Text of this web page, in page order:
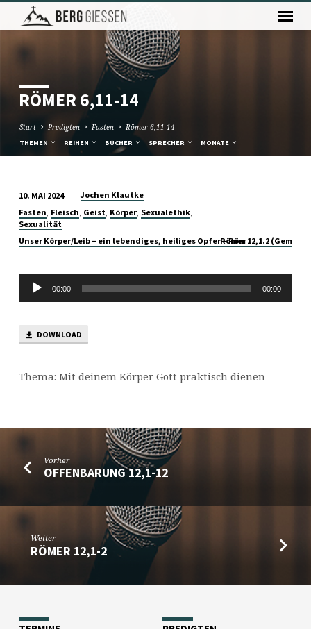
RÖMER 6,11-14
Start Predigten Fasten Römer 6,11-14
THEMEN REIHEN BÜCHER SPRECHER MONATE
RÖMER
6,11-
14
10. MAI 2024
Jochen Klautke
Fasten, Fleisch, Geist, Körper, Sexualethik,
Sexualität
Unser Körper/Leib – ein lebendiges, heiliges Opfer – Röm 12,1.2
Römer
Audio-
Player
00:00 00:00
DOWNLOAD
Thema: Mit deinem Körper Gott praktisch dienen
Vorher
OFFENBARUNG 12,1-12
Weiter
RÖMER 12,1-2